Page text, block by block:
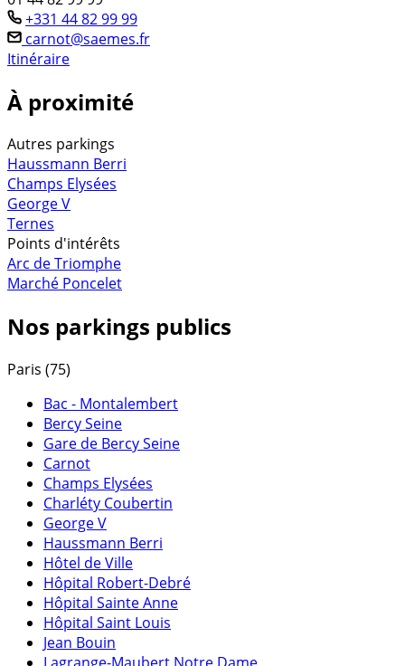
+331 44 82 99 99
carnot@saemes.fr
Itinéraire
À proximité
Autres parkings
Haussmann Berri
Champs Elysées
George V
Ternes
Points d'intérêts
Arc de Triomphe
Marché Poncelet
Nos parkings publics
Paris (75)
Bac - Montalembert
Bercy Seine
Gare de Bercy Seine
Carnot
Champs Elysées
Charléty Coubertin
George V
Haussmann Berri
Hôtel de Ville
Hôpital Robert-Debré
Hôpital Sainte Anne
Hôpital Saint Louis
Jean Bouin